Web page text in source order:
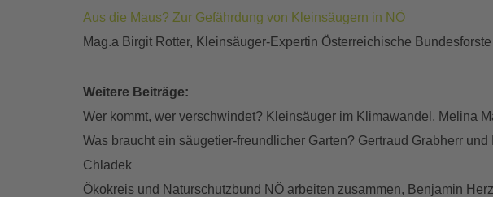
Aus die Maus? Zur Gefährdung von Kleinsäugern in NÖ
Mag.a Birgit Rotter, Kleinsäuger-Expertin Österreichische Bundesforste
Weitere Beiträge:
Wer kommt, wer verschwindet? Kleinsäuger im Klimawandel, Melina
Was braucht ein säugetier-freundlicher Garten? Gertraud Grabherr und
Chladek
Ökokreis und Naturschutzbund NÖ arbeiten zusammen, Benjamin